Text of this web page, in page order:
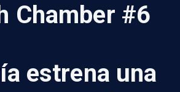
Chamber #6
estrena una